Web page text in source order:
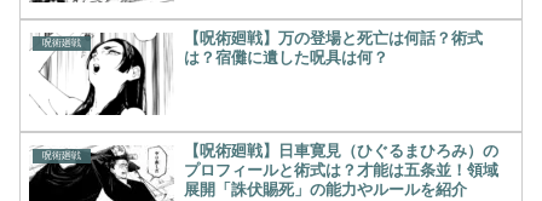
呪術廻戦
【呪術廻戦】万の登場と死亡は何話？術式
は？宿儺に遺した呪具は何？
呪術廻戦
【呪術廻戦】日車寛見（ひぐるまひろみ）の
プロフィールと術式は？才能は五条並！領域
展開「誅伏賜死」の能力やルールを紹介